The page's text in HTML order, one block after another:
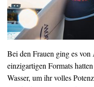
Bei den Frauen ging es
einzigartigen Formats
Wasser, um ihr volles